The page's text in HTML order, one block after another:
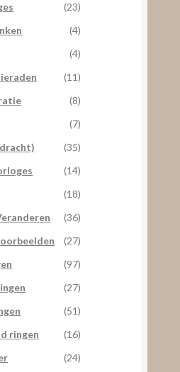
(23)
(4)
(4)
(11)
(8)
(7)
(35)
(14)
(18)
(36)
(27)
(97)
(27)
(51)
ringen
(16)
(24)